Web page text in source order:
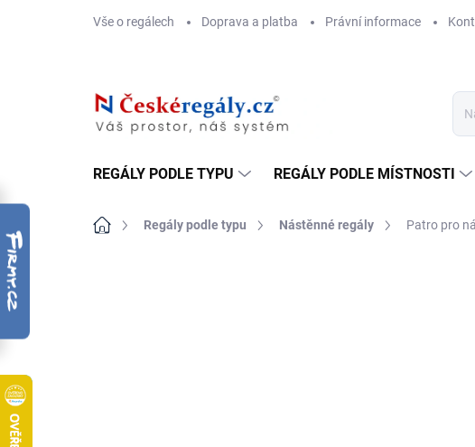
Vše o regálech Doprava a platba Právní informace
REGÁLY PODLE TYPU REGÁLY PODLE MÍSTNOSTI
Domů Regály podle typu Nástěnné regály Patro pro